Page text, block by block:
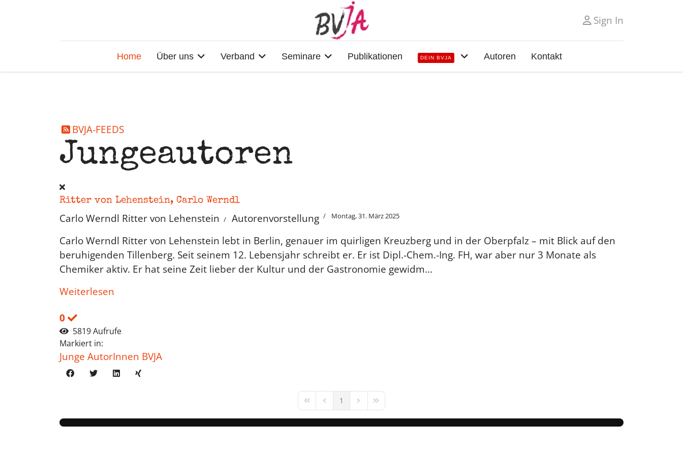
Sign In
Home Über uns Verband Seminare Publikationen DEIN BVJA Autoren Kontakt
BVJA-FEEDS
Jungeautoren
Ritter von Lehenstein, Carlo Werndl
Carlo Werndl Ritter von Lehenstein Autorenvorstellung Montag, 31. März 2025
Carlo Werndl Ritter von Lehenstein lebt in Berlin, genauer im quirligen Kreuzberg und in der Oberpfalz – mit Blick auf den
beruhigenden Tillenberg. Seit seinem 12. Lebensjahr schreibt er. Er ist Dipl.-Chem.-Ing. FH, war aber nur 3 Monate als
Chemiker aktiv. Er hat seine Zeit lieber der Kultur und der Gastronomie gewidm...
Weiterlesen
0
5819 Aufrufe
Markiert in:
Junge AutorInnen BVJA
First PagePrevious Page
1 Next PageLast Page